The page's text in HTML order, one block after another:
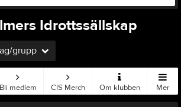
Idrottssällskap
grupp
Bli medlem CIS Merch Om klubben Mer